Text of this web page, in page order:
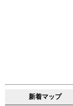
新着マップ